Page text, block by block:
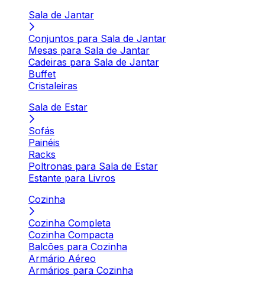
Sala de Jantar
Conjuntos para Sala de Jantar
Mesas para Sala de Jantar
Cadeiras para Sala de Jantar
Buffet
Cristaleiras
Sala de Estar
Sofás
Painéis
Racks
Poltronas para Sala de Estar
Estante para Livros
Cozinha
Cozinha Completa
Cozinha Compacta
Balcões para Cozinha
Armário Aéreo
Armários para Cozinha